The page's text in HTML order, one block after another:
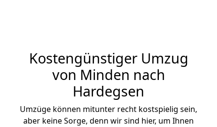
Kostengünstiger Umzug
von Minden nach
Hardegsen
Umzüge können mitunter recht kostspielig sein,
aber keine Sorge, denn wir sind hier, um Ihnen